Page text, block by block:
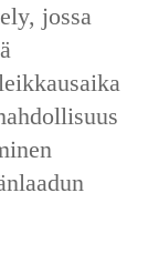
jossa